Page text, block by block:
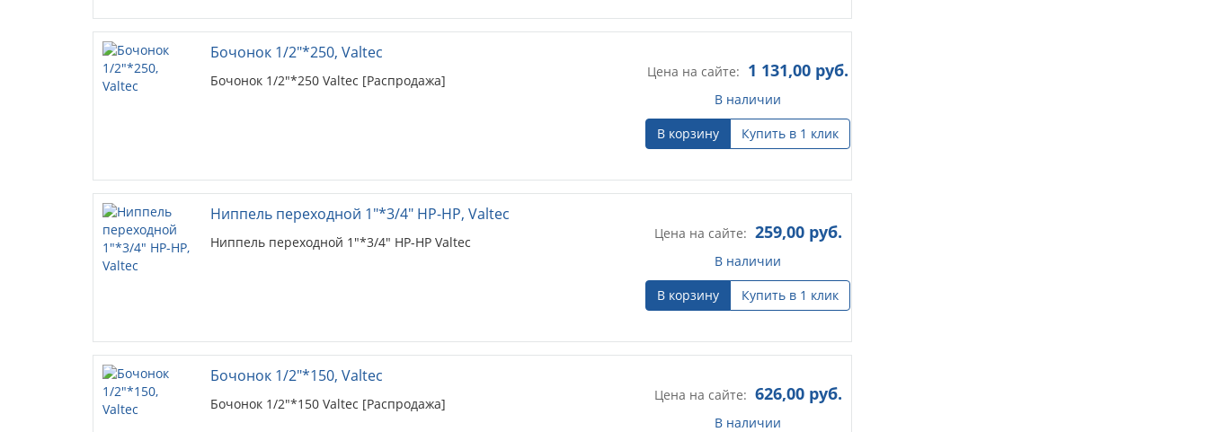
Бочонок 1/2"*250, Valtec
Бочонок 1/2"*250 Valtec [Распродажа]
Цена на сайте: 1 131,00 руб.
В наличии
В корзину
Купить в 1 клик
Ниппель переходной 1"*3/4" НР-НР, Valtec
Ниппель переходной 1"*3/4" НР-НР Valtec
Цена на сайте: 259,00руб.
В наличии
В корзину
Купить в 1 клик
Бочонок 1/2"*150, Valtec
Бочонок 1/2"*150 Valtec [Распродажа]
Цена на сайте: 626,00руб.
В наличии